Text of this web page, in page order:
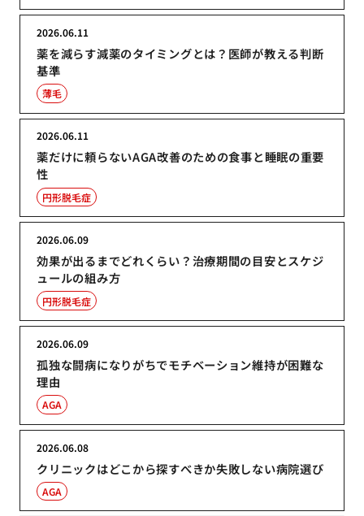
薬を減らす減薬のタイミングとは？医師が教える判断
基準
2026.06.11
薄毛
薬だけに頼らないAGA改善のための食事と睡眠の重要
性
2026.06.11
円形脱毛症
効果が出るまでどれくらい？治療期間の目安とスケジ
ュールの組み方
2026.06.09
円形脱毛症
孤独な闘病になりがちでモチベーション維持が困難な
理由
2026.06.09
AGA
クリニックはどこから探すべきか失敗しない病院選び
2026.06.08
AGA